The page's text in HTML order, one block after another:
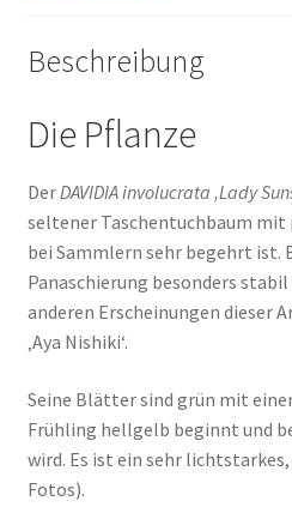
Beschreibung
Die Pflanze
DerDAVIDIA involucrata ‚Lady
seltener Taschentuchbaum mit
bei Sammlern sehr begehrt ist.
Panaschierung besonders
anderen Erscheinungen dieser
‚Aya Nishiki‘.
Seine Blätter sind grün mit
Frühling hellgelb beginnt und
wird. Es ist ein sehr
Fotos).